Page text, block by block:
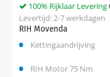
RIH Movenda
100% Rijklaar Levering
Levertijd: 2-7 werkdagen
Kettingaandrijving
RIH Motor 75 Nm